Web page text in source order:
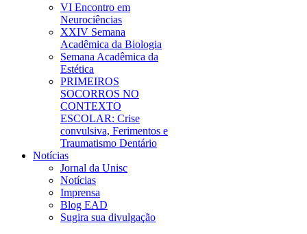
VI Encontro em
Neurociências
XXIV Semana
Acadêmica da Biologia
Semana Acadêmica da
Estética
PRIMEIROS
SOCORROS NO
CONTEXTO
ESCOLAR: Crise
convulsiva, Ferimentos e
Traumatismo Dentário
Notícias
Jornal da Unisc
Notícias
Imprensa
Blog EAD
Sugira sua divulgação